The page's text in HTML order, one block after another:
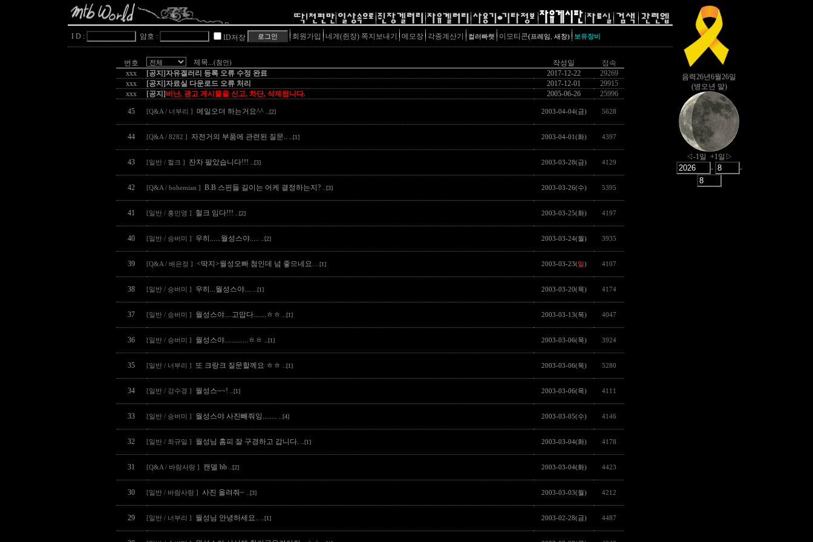
I D : 암호 : ID저장 회원가입 네게(쥔장) 쪽지보내기 메모장 각종계산기 컬러빠렛 이모티콘(프레임, 새창) 보유장비
번호 제목 ...(첨언) 작성일
접속
xxx
[공지]자유겔러리 등록 오류 수정 완료 2017-12-22
29269
xxx
[공지]자료실 다운로드 오류 처리 2017-12-01
29915
xxx
[공지] 비난, 광고 게시물을 신고, 차단, 삭제됩니다. 2005-06-26 25996
45 [Q&A / 너부리 ] 메일오더 하는거요^^ ..[2] 2003-04-04(금) 5628
44 [Q&A / 8282 ] 자전거의 부품에 관련된 질문.. ..[1] 2003-04-01(화) 4397
43 [일반 / 헐크 ] 잔차 팔았습니다!!! ..[3] 2003-03-28(금) 4129
42 [Q&A / bohemian ] B.B 스핀들 길이는 어케 결정하는지? ..[3] 2003-03-26(수) 5395
41 [일반 / 홍민영 ] 헐크 임다!!! ..[2] 2003-03-25(화) 4197
40 [일반 / 승버미 ] 우히......월성스야..... ..[2] 2003-03-24(월) 3935
39 [Q&A / 배은정 ] <딱지>월성오빠 첨인데 넘 좋으네요. ..[1] 2003-03-23(일) 4107
38 [일반 / 승버미 ] 우히...월성스야.... ..[1] 2003-03-20(목) 4174
37 [일반 / 승버미 ] 월성스야....고맙다.......ㅎㅎ ..[1] 2003-03-13(목) 4047
36 [일반 / 승버미 ] 월성스야.............ㅎㅎ ..[1] 2003-03-06(목) 3924
35 [일반 / 너부리 ] 또 크랑크 질문할께요 ㅎㅎ ..[1] 2003-03-06(목) 5280
34 [일반 / 강수경 ] 월성스~~! ..[1] 2003-03-06(목) 4111
33 [일반 / 승버미 ] 월성스야 사진빼줘잉........ ..[4] 2003-03-05(수) 4146
32 [일반 / 최규일 ] 월성님 홈피 잘 구경하고 갑니다. ..[1] 2003-03-04(화) 4178
31 [Q&A / 바람사랑 ] 캔델 bb ..[2] 2003-03-04(화) 4423
30 [일반 / 바람사랑 ] 사진 올려줘~ ..[3] 2003-03-03(월) 4212
29 [일반 / 너부리 ] 월성님 안녕하세요.. ..[1] 2003-02-28(금) 4487